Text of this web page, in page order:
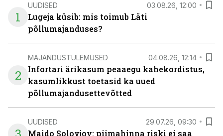
1
UUDISED 03.08.26, 12:00
Lugeja küsib: mis toimub Läti
põllumajanduses?
2
MAJANDUSTULEMUSED 04.08.26, 12:14
Infortari ärikasum peaaegu kahekordistus,
kasumlikkust toetasid ka uued
põllumajandusettevõtted
UUDISED 29.07.26, 09:30
Maido Solovjov: piimahinna riski ei saa